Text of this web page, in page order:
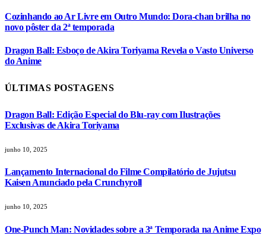
Cozinhando ao Ar Livre em Outro Mundo: Dora-chan brilha no
novo pôster da 2ª temporada
Dragon Ball: Esboço de Akira Toriyama Revela o Vasto Universo
do Anime
ÚLTIMAS POSTAGENS
Dragon Ball: Edição Especial do Blu-ray com Ilustrações
Exclusivas de Akira Toriyama
junho 10, 2025
Lançamento Internacional do Filme Compilatório de Jujutsu
Kaisen Anunciado pela Crunchyroll
junho 10, 2025
One-Punch Man: Novidades sobre a 3ª Temporada na Anime Expo